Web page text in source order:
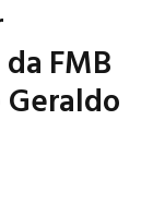
FMB